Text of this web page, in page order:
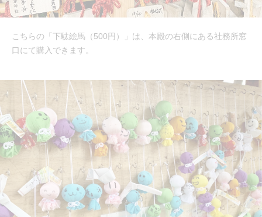
こちらの「下駄絵馬（500円）」は、本殿の右側にある社務所窓
口にて購入できます。